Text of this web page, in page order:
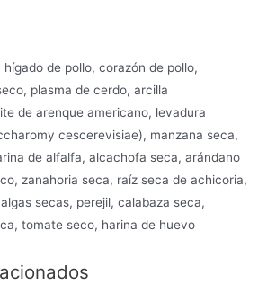
hígado de pollo, corazón de pollo,
plasma de cerdo, arcilla
de arenque americano, levadura
cescerevisiae), manzana seca,
de alfalfa, alcachofa seca, arándano
zanahoria seca, raíz seca de achicoria,
secas, perejil, calabaza seca,
tomate seco, harina de huevo